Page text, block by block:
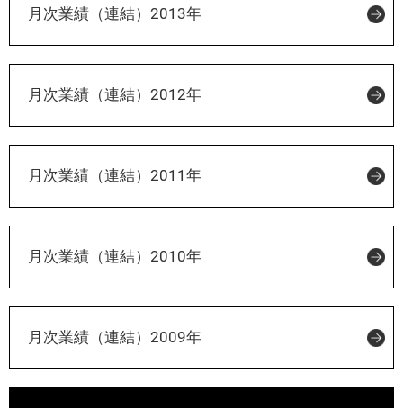
月次業績（連結）2013年
月次業績（連結）2012年
月次業績（連結）2011年
月次業績（連結）2010年
月次業績（連結）2009年